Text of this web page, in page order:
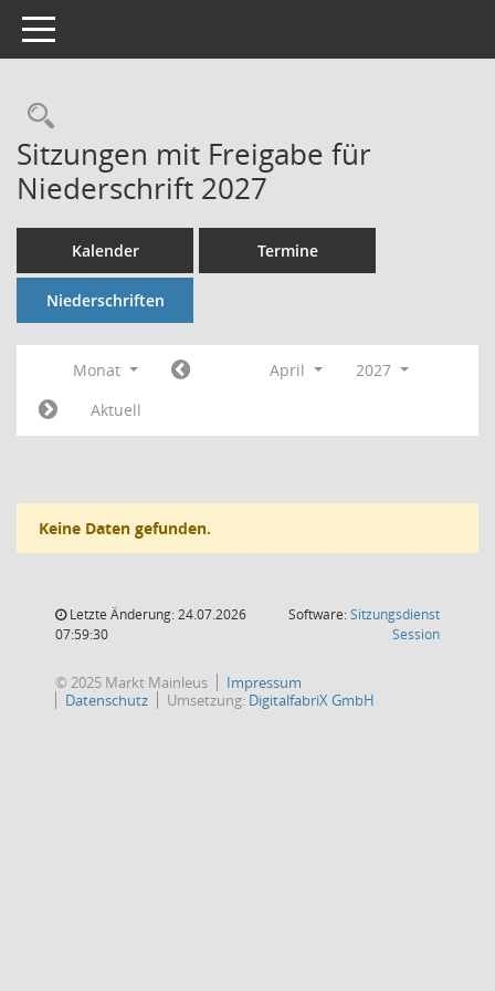
Toggle navigation
Rechercheauswahl
Sitzungen mit Freigabe für
Niederschrift 2027
Kalender Termine
Niederschriften
Monat April
2027
Aktuell
Keine Daten gefunden.
Letzte Änderung: 24.07.2026
07:59:30
Software:Sitzungsdienst
Session(Wird in
© 2025 Markt Mainleus
Impressum
Datenschutz
Umsetzung: DigitalfabriX GmbH